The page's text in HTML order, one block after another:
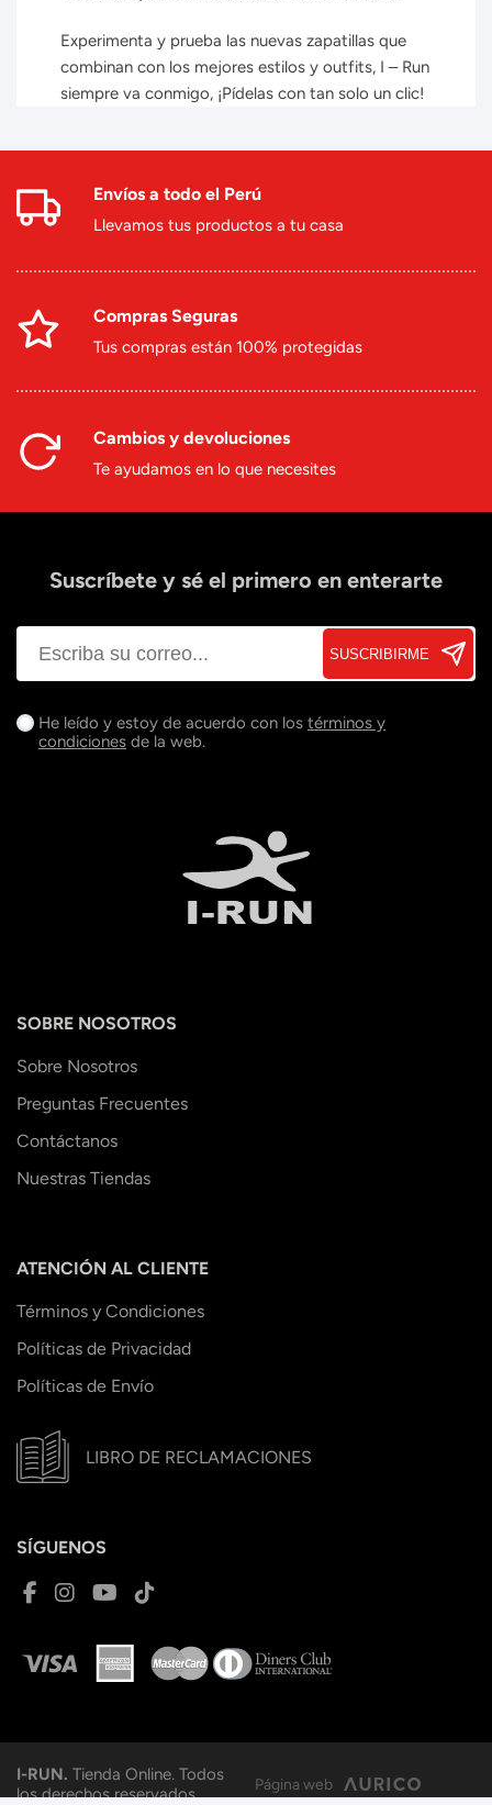
Experimenta y prueba las nuevas zapatillas que
combinan con los mejores estilos y outfits, I – Run
siempre va conmigo, ¡Pídelas con tan solo un clic!
Envíos a todo el Perú
Llevamos tus productos a tu casa
Compras Seguras
Tus compras están 100% protegidas
Cambios y devoluciones
Te ayudamos en lo que necesites
Suscríbete y sé el primero en enterarte
SUSCRIBIRME
He leído y estoy de acuerdo con los términos y
condiciones de la web.
SOBRE NOSOTROS
Sobre Nosotros
Preguntas Frecuentes
Contáctanos
Nuestras Tiendas
ATENCIÓN AL CLIENTE
Términos y Condiciones
Políticas de Privacidad
Políticas de Envío
LIBRO DE RECLAMACIONES
SÍGUENOS
I-RUN. Tienda Online. Todos
los derechos reservados.
Página web